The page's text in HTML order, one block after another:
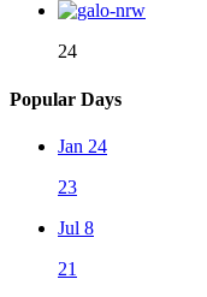
24
Popular Days
Jan 24
23
Jul 8
21